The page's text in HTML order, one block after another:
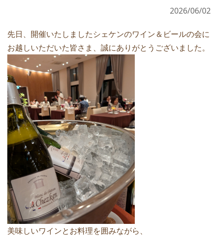
2026/06/02
先日、開催いたしましたシェケンのワイン＆ビールの会に
お越しいただいた皆さま、誠にありがとうございました。
美味しいワインとお料理を囲みながら、